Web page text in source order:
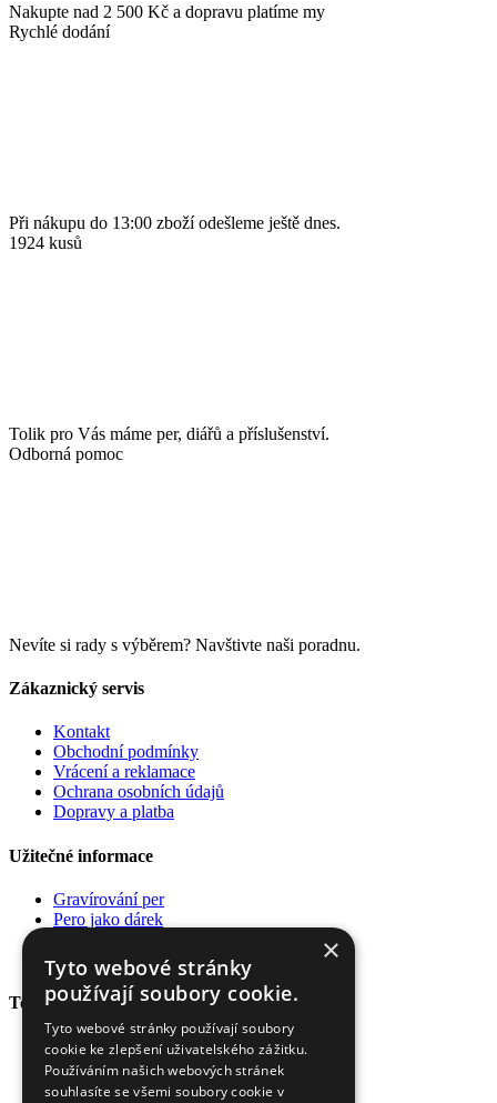
Nakupte nad 2 500 Kč a dopravu platíme my
Rychlé dodání
Při nákupu do 13:00 zboží odešleme ještě dnes.
1924 kusů
Tolik pro Vás máme per, diářů a příslušenství.
Odborná pomoc
Nevíte si rady s výběrem? Navštivte naši poradnu.
Zákaznický servis
Kontakt
Obchodní podmínky
Vrácení a reklamace
Ochrana osobních údajů
Dopravy a platba
Užitečné informace
Gravírování per
Pero jako dárek
Pro firmy
Top kategorie
Plnící pera
Kuličková pera
Rollery
×
Tyto webové stránky
používají soubory cookie.
Tyto webové stránky používají soubory
cookie ke zlepšení uživatelského zážitku.
Používáním našich webových stránek
souhlasíte se všemi soubory cookie v